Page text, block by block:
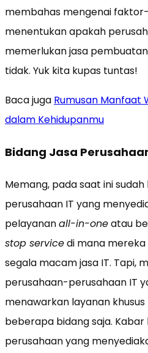
membahas mengenai
menentukan apakah
memerlukan jasa
tidak. Yuk kita kupas tuntas!
Baca juga Rumusan Manfaat
dalam Kehidupanmu
Bidang Jasa
Memang, pada saat ini
perusahaan IT yang
pelayananall-in-oneatau
stop servicedi mana
segala macam jasa IT. Tapi,
perusahaan-perusahaan IT
menawarkan layanan
beberapa bidang saja. Kabar
perusahaan yang